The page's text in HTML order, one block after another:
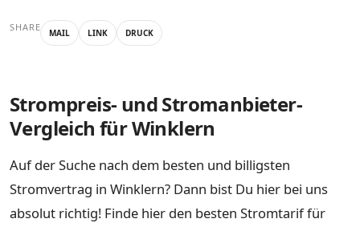
SHARE MAIL LINK DRUCK
Strompreis- und Stromanbieter-
Vergleich für Winklern
Auf der Suche nach dem besten und billigsten
Stromvertrag in Winklern? Dann bist Du hier bei uns
absolut richtig! Finde hier den besten Stromtarif für